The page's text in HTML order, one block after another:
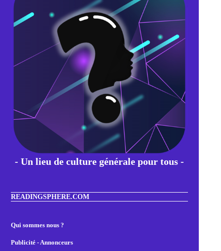
- Un lieu de culture générale pour tous -
READINGSPHERE.COM
Qui sommes nous ?
Publicité - Annonceurs